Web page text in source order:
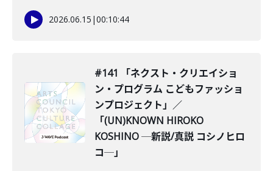
2026.06.15 |00:10:44
#141 「ネクスト・クリエイショ
ン・プログラム こどもファッショ
ンプロジェクト」／
「(UN)KNOWN HIROKO
KOSHINO ─新説/真説 コシノヒロ
コ─」